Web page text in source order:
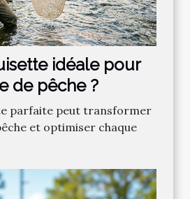
idéale pour
de pêche ?
parfaite peut transformer
et optimiser chaque